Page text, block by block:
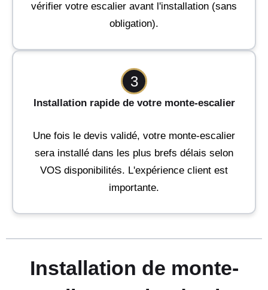
vérifier votre escalier avant l'installation (sans
obligation).
3
Installation rapide de votre monte-escalier
Une fois le devis validé, votre monte-escalier
sera installé dans les plus brefs délais selon
VOS disponibilités. L'expérience client est
importante.
Installation de monte-